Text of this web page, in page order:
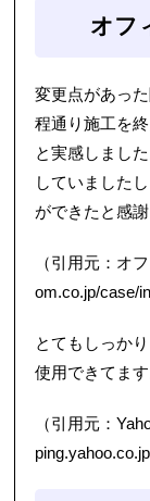
オフ
変更点があっ
程通り施工を
と実感しまし
していました
ができたと感
（引用元：オ
om.co.jp/case/
とてもしっか
使用できてます
（引用元：